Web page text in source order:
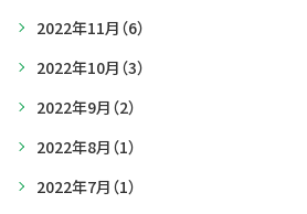
2022年11月 （6）
2022年10月 （3）
2022年9月 （2）
2022年8月 （1）
2022年7月 （1）